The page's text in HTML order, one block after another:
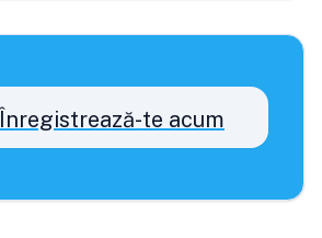
Înregistrează-te acum